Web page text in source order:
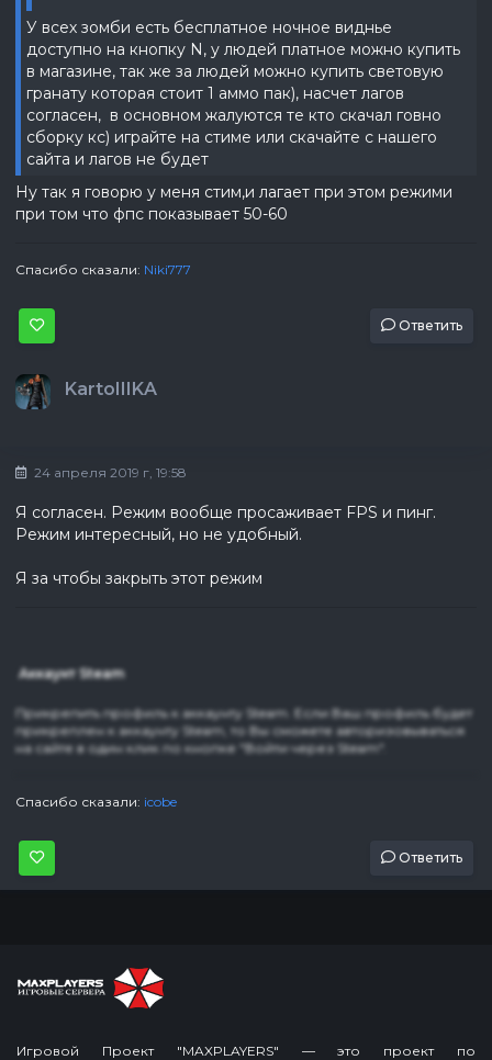
У всех зомби есть бесплатное ночное виднье
доступно на кнопку N, у людей платное можно купить
в магазине, так же за людей можно купить световую
гранату которая стоит 1 аммо пак), насчет лагов
согласен, в основном жалуются те кто скачал говно
сборку кс) играйте на стиме или скачайте с нашего
сайта и лагов не будет
Ну так я говорю у меня стим,и лагает при этом режими
при том что фпс показывает 50-60
Спасибо сказали: Niki777
Ответить
KartoIIIKA
24 апреля 2019 г, 19:58
Я согласен. Режим вообще просаживает FPS и пинг.
Режим интересный, но не удобный.
Я за чтобы закрыть этот режим
Аккаунт Steam
Прикрепить профиль к аккаунту Steam. Если Ваш профиль будет
прикреплен к аккаунту Steam, то Вы сможете авторизовываться
на сайте в один клик по кнопке "Войти через Steam".
Спасибо сказали: icobe
Ответить
Игровой Проект "MAXPLAYERS" — это проект по